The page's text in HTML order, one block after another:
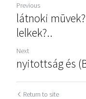
Previous
látnoki
lelkek?..
Next
nyitottság és
Return to site